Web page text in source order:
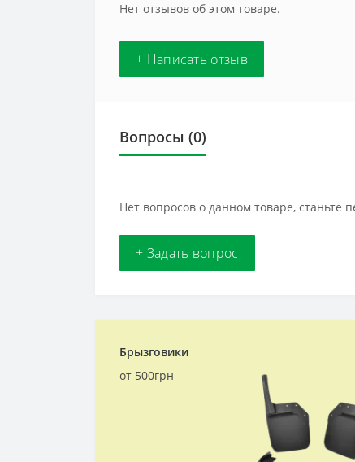
Нет отзывов об этом товаре.
+ Написать отзыв
Вопросы (0)
Нет вопросов о данном товаре, станьте
+ Задать вопрос
Брызговики
от 500грн